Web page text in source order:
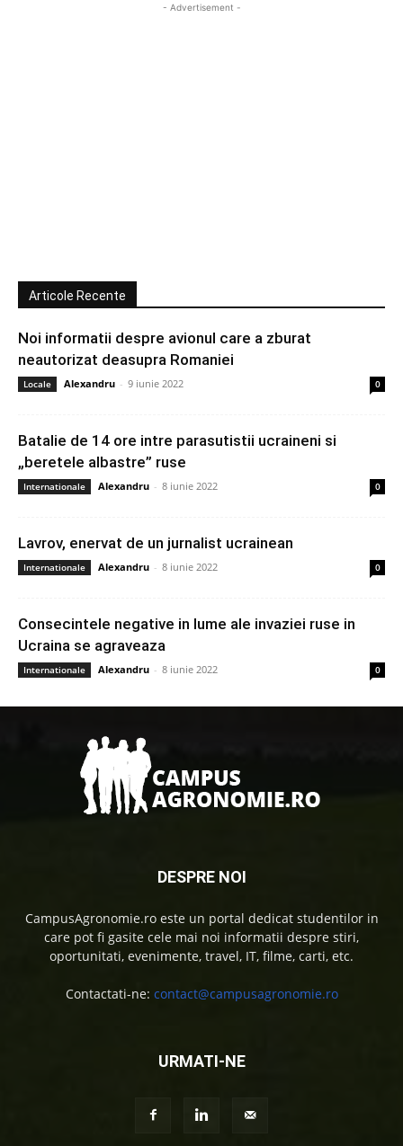
- Advertisement -
Articole Recente
Noi informatii despre avionul care a zburat
neautorizat deasupra Romaniei
Locale Alexandru - 9 iunie 2022 0
Batalie de 14 ore intre parasutistii ucraineni si
„beretele albastre” ruse
Internationale Alexandru - 8 iunie 2022 0
Lavrov, enervat de un jurnalist ucrainean
Internationale Alexandru - 8 iunie 2022 0
Consecintele negative in lume ale invaziei ruse in
Ucraina se agraveaza
Internationale Alexandru - 8 iunie 2022 0
DESPRE NOI
CampusAgronomie.ro este un portal dedicat studentilor in
care pot fi gasite cele mai noi informatii despre stiri,
oportunitati, evenimente, travel, IT, filme, carti, etc.
Contactati-ne: contact@campusagronomie.ro
URMATI-NE